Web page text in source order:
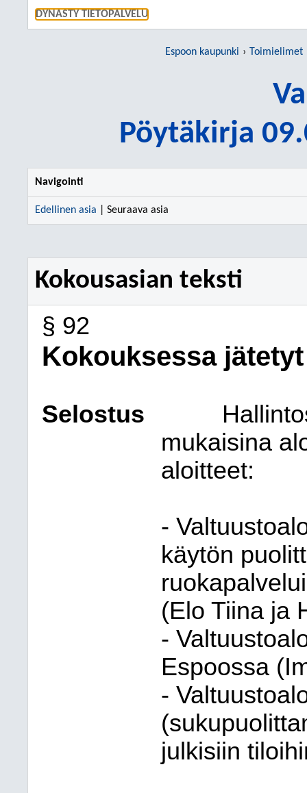
DYNASTY TIETOPALVELU
Espoon kaupunki Toimielimet
Pöytäkirja
Navigointi
Edellinen asia | Seuraava asia
Kokousasian teksti
§ 92
Kokouksessa
Selostus
mukaisina
aloitteet:
-
käytön
(Elo Tiina ja
-
Espoossa
-
julkisiin